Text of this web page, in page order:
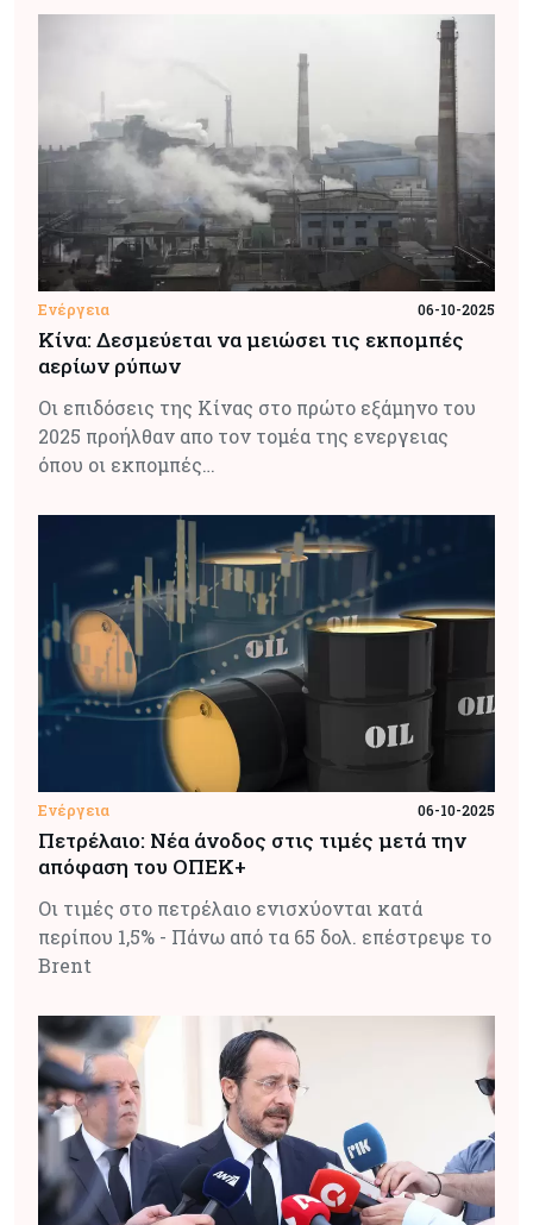
Ενέργεια 06-10-2025
Κίνα: Δεσμεύεται να μειώσει τις εκπομπές
αερίων ρύπων
Οι επιδόσεις της Κίνας στο πρώτο εξάμηνο του
2025 προήλθαν απο τον τομέα της ενεργειας
όπου οι εκπομπές…
Ενέργεια 06-10-2025
Πετρέλαιο: Νέα άνοδος στις τιμές μετά την
απόφαση του ΟΠΕΚ+
Οι τιμές στο πετρέλαιο ενισχύονται κατά
περίπου 1,5% - Πάνω από τα 65 δολ. επέστρεψε το
Brent